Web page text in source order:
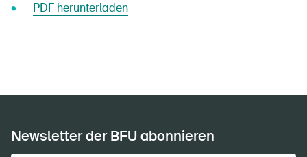
PDF herunterladen
Newsletter der BFU abonnieren